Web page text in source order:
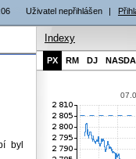
Uživatel nepřihlášen |
byl
Indexy
PX RM DJ